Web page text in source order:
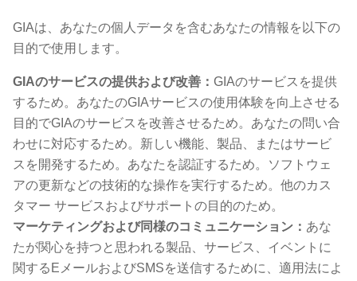
GIAは、あなたの個人データを含むあなたの情報を以下の
目的で使用します。
GIAのサービスの提供および改善： GIAのサービスを提供
するため。あなたのGIAサービスの使用体験を向上させる
目的でGIAのサービスを改善させるため。あなたの問い合
わせに対応するため。新しい機能、製品、またはサービ
スを開発するため。あなたを認証するため。ソフトウェ
アの更新などの技術的な操作を実行するため。他のカス
タマー サービスおよびサポートの目的のため。
マーケティングおよび同様のコミュニケーション： あな
たが関心を持つと思われる製品、サービス、イベントに
関するEメールおよびSMSを送信するために、適用法によ